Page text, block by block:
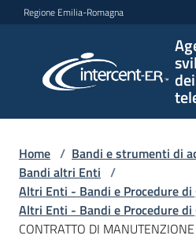
Vai al contenuto
Vai alla navigazione
Vai al footer
Regione Emilia-Romagna
per lo
sviluppo
telematici
L'Agenzia
Home / Bandi e strumenti di
Bandi altri Enti /
Altri Enti - Bandi e Procedure di
Altri Enti - Bandi e Procedure di
CONTRATTO DI